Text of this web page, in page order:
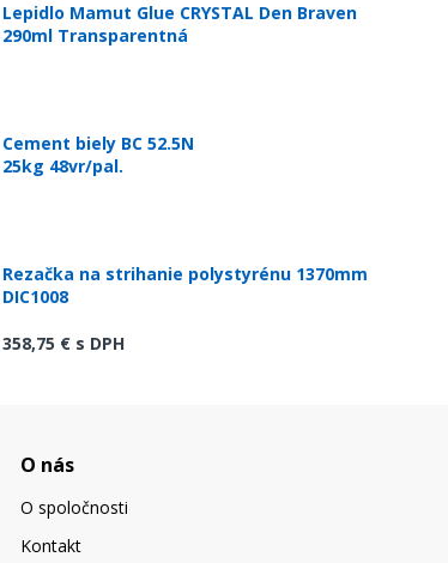
Lepidlo Mamut Glue CRYSTAL Den Braven
290ml Transparentná
Cement biely BC 52.5N
25kg 48vr/pal.
Rezačka na strihanie polystyrénu 1370mm
DIC1008
358,75 € s DPH
O nás
O spoločnosti
Kontakt